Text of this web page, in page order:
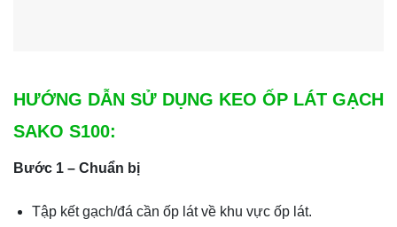
HƯỚNG DẪN SỬ DỤNG KEO ỐP LÁT GẠCH
SAKO S100:
Bước 1 – Chuẩn bị
Tập kết gạch/đá cần ốp lát về khu vực ốp lát.